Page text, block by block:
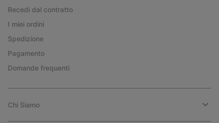
Recedi dal contratto
I miei ordini
Spedizione
Pagamento
Domande frequenti
Chi Siamo